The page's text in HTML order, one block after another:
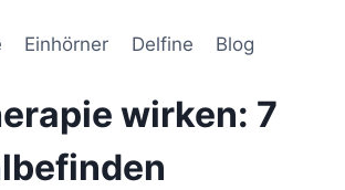
Einhörner Delfine Blog
wirken: 7